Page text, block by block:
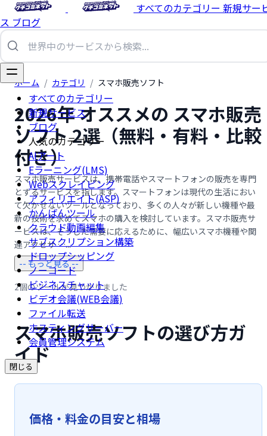
すべてのカテゴリー 新規サー
ス ブログ
すべてのカテゴリー
新規サービス
ブログ
人気のカテゴリー
AIアート
Eラーニング(LMS)
Webスクレイピング
アフィリエイト(ASP)
かんばんツール
クラウド動画編集
サブスクリプション構築
ドロップシッピング
ノーコード
ビジネスチャット
ビデオ会議(WEB会議)
ファイル転送
ホスティングサーバー
会員管理システム
閉じる
ホーム / カテゴリ / スマホ販売ソフト
2026年 オススメの スマホ販売
ソフト 2選（無料・有料・比較
付き）
スマホ販売サービスは、携帯電話やスマートフォンの販売を専門
とするサービスを指します。スマートフォンは現代の生活におい
て欠かせないツールとなっており、多くの人々が新しい機種や最
新の技術を求めてスマホの購入を検討しています。スマホ販売サ
ービスは、そうした需要に応えるために、幅広いスマホ機種や関
連アクセサ …...
-- もっと見る --
2個のツールが見つかりました
スマホ販売ソフトの選び方ガ
イド
価格・料金の目安と相場